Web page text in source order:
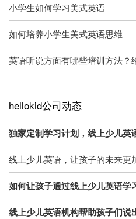
小学生如何学习美式英语
如何培养小学生美式英语思维
英语听说方面有哪些培训方法？
hellokid公司动态
独家定制学习计划，线上少儿英
线上少儿英语，让孩子的未来更
如何让孩子通过线上少儿英语学
线上少儿英语机构帮助孩子们说